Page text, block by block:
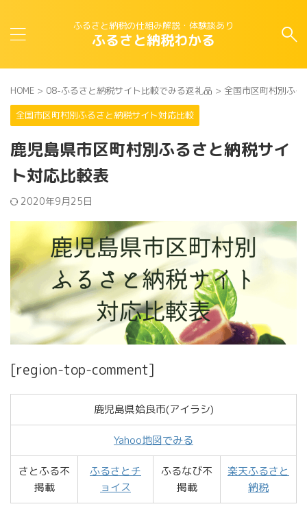
ふるさと納税の仕組み解説・体験談あり
ふるさと納税わかる
HOME > 08-ふるさと納税サイト比較でみる返礼品 > 全国市区町村別ふ
全国市区町村別ふるさと納税サイト対応比較
鹿児島県市区町村別ふるさと納税サイ
ト対応比較表
2020年9月25日
[region-top-comment]
鹿児島県姶良市(アイラシ)
Yahoo地図でみる
さとふる不
掲載
ふるさとチ
ョイス
ふるなび不
掲載
楽天ふるさと
納税